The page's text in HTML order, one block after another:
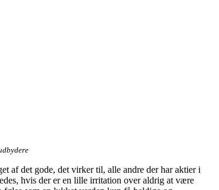
af det gode, det virker til, alle andre der har aktier i
hvis der er en lille irritation over aldrig at være